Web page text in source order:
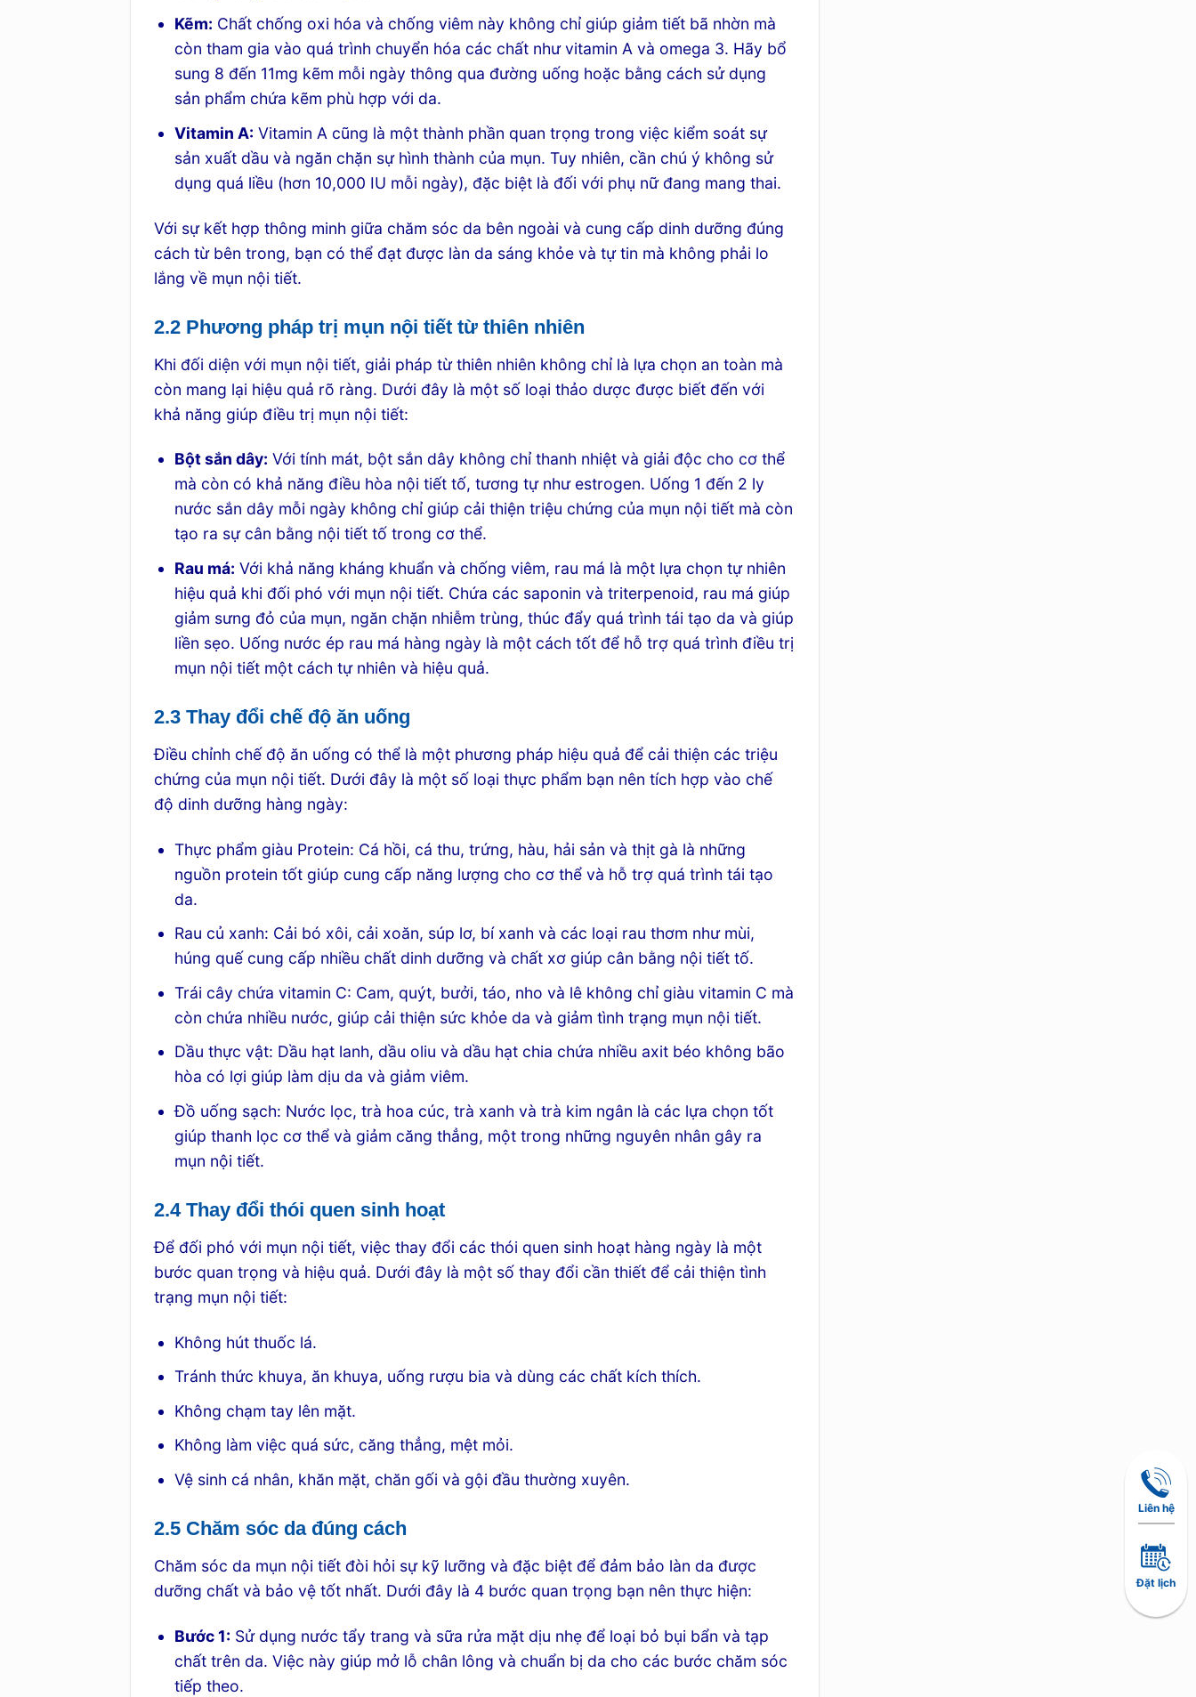
Kẽm: Chất chống oxi hóa và chống viêm này không chỉ giúp giảm tiết bã nhờn mà
còn tham gia vào quá trình chuyển hóa các chất như vitamin A và omega 3. Hãy bổ
sung 8 đến 11mg kẽm mỗi ngày thông qua đường uống hoặc bằng cách sử dụng
sản phẩm chứa kẽm phù hợp với da.
Vitamin A: Vitamin A cũng là một thành phần quan trọng trong việc kiểm soát sự
sản xuất dầu và ngăn chặn sự hình thành của mụn. Tuy nhiên, cần chú ý không sử
dụng quá liều (hơn 10,000 IU mỗi ngày), đặc biệt là đối với phụ nữ đang mang thai.
Với sự kết hợp thông minh giữa chăm sóc da bên ngoài và cung cấp dinh dưỡng đúng
cách từ bên trong, bạn có thể đạt được làn da sáng khỏe và tự tin mà không phải lo
lắng về mụn nội tiết.
2.2 Phương pháp trị mụn nội tiết từ thiên nhiên
Khi đối diện với mụn nội tiết, giải pháp từ thiên nhiên không chỉ là lựa chọn an toàn mà
còn mang lại hiệu quả rõ ràng. Dưới đây là một số loại thảo dược được biết đến với
khả năng giúp điều trị mụn nội tiết:
Bột sắn dây: Với tính mát, bột sắn dây không chỉ thanh nhiệt và giải độc cho cơ thể
mà còn có khả năng điều hòa nội tiết tố, tương tự như estrogen. Uống 1 đến 2 ly
nước sắn dây mỗi ngày không chỉ giúp cải thiện triệu chứng của mụn nội tiết mà còn
tạo ra sự cân bằng nội tiết tố trong cơ thể.
Rau má: Với khả năng kháng khuẩn và chống viêm, rau má là một lựa chọn tự nhiên
hiệu quả khi đối phó với mụn nội tiết. Chứa các saponin và triterpenoid, rau má giúp
giảm sưng đỏ của mụn, ngăn chặn nhiễm trùng, thúc đẩy quá trình tái tạo da và giúp
liền sẹo. Uống nước ép rau má hàng ngày là một cách tốt để hỗ trợ quá trình điều trị
mụn nội tiết một cách tự nhiên và hiệu quả.
2.3 Thay đổi chế độ ăn uống
Điều chỉnh chế độ ăn uống có thể là một phương pháp hiệu quả để cải thiện các triệu
chứng của mụn nội tiết. Dưới đây là một số loại thực phẩm bạn nên tích hợp vào chế
độ dinh dưỡng hàng ngày:
Thực phẩm giàu Protein: Cá hồi, cá thu, trứng, hàu, hải sản và thịt gà là những
nguồn protein tốt giúp cung cấp năng lượng cho cơ thể và hỗ trợ quá trình tái tạo
da.
Rau củ xanh: Cải bó xôi, cải xoăn, súp lơ, bí xanh và các loại rau thơm như mùi,
húng quế cung cấp nhiều chất dinh dưỡng và chất xơ giúp cân bằng nội tiết tố.
Trái cây chứa vitamin C: Cam, quýt, bưởi, táo, nho và lê không chỉ giàu vitamin C mà
còn chứa nhiều nước, giúp cải thiện sức khỏe da và giảm tình trạng mụn nội tiết.
Dầu thực vật: Dầu hạt lanh, dầu oliu và dầu hạt chia chứa nhiều axit béo không bão
hòa có lợi giúp làm dịu da và giảm viêm.
Đồ uống sạch: Nước lọc, trà hoa cúc, trà xanh và trà kim ngân là các lựa chọn tốt
giúp thanh lọc cơ thể và giảm căng thẳng, một trong những nguyên nhân gây ra
mụn nội tiết.
2.4 Thay đổi thói quen sinh hoạt
Để đối phó với mụn nội tiết, việc thay đổi các thói quen sinh hoạt hàng ngày là một
bước quan trọng và hiệu quả. Dưới đây là một số thay đổi cần thiết để cải thiện tình
trạng mụn nội tiết:
Không hút thuốc lá.
Tránh thức khuya, ăn khuya, uống rượu bia và dùng các chất kích thích.
Không chạm tay lên mặt.
Không làm việc quá sức, căng thẳng, mệt mỏi.
Vệ sinh cá nhân, khăn mặt, chăn gối và gội đầu thường xuyên.
2.5 Chăm sóc da đúng cách
Chăm sóc da mụn nội tiết đòi hỏi sự kỹ lưỡng và đặc biệt để đảm bảo làn da được
dưỡng chất và bảo vệ tốt nhất. Dưới đây là 4 bước quan trọng bạn nên thực hiện:
Bước 1: Sử dụng nước tẩy trang và sữa rửa mặt dịu nhẹ để loại bỏ bụi bẩn và tạp
chất trên da. Việc này giúp mở lỗ chân lông và chuẩn bị da cho các bước chăm sóc
tiếp theo.
Liên hệ
Đặt lịch